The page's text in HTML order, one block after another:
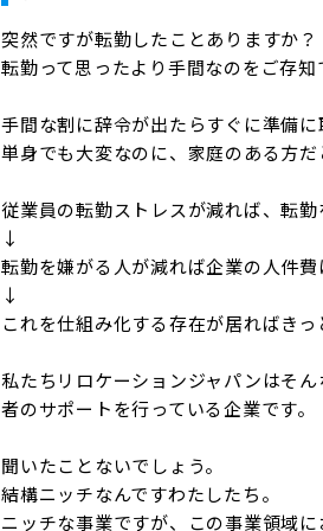
突然ですが転勤したことありますか？
転勤って思ったより手間なのをご存知
手間な割に辞令が出たらすぐに準備
単身でも大変なのに、家庭のある方
従業員の転勤ストレスが減れば、転
↓
転勤を嫌がる人が減れば企業の人件
↓
これを仕組み化する存在が居ればき
私たちリロケーションジャパンはそ
者のサポートを行っている企業です。
聞いたことないでしょう。
結構ニッチなんですわたしたち。
ニッチな事業ですが、この事業領域